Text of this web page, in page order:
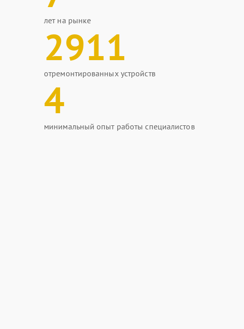
лет на рынке
2911
отремонтированных устройств
4
минимальный опыт работы специалистов